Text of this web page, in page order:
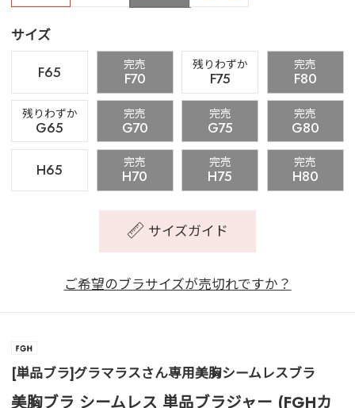
サイズ
F65
完売
F70
残りわずか
F75
完売
F80
残りわずか
G65
完売
G70
完売
G75
完売
G80
H65 完売
H70
完売
H75
完売
H80
サイズガイド
ご希望のブラサイズが売切れですか？
[単品ブラ]グラマラスさん専用美胸シームレスブラ
美胸ブラ シームレス 単品ブラジャー (FGHカ